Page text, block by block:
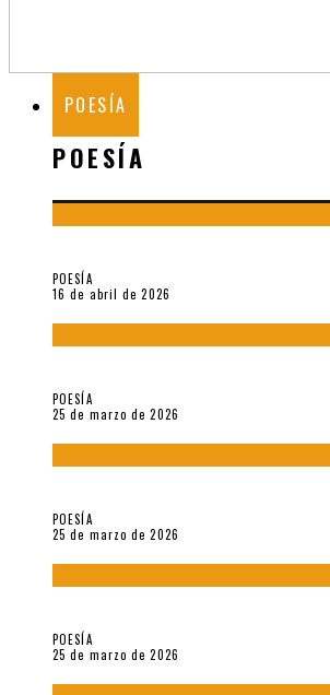
POESÍA
POESÍA
POESÍA
16 de abril de 2026
POESÍA
25 de marzo de 2026
POESÍA
25 de marzo de 2026
POESÍA
25 de marzo de 2026